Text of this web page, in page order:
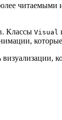
Классы Visual